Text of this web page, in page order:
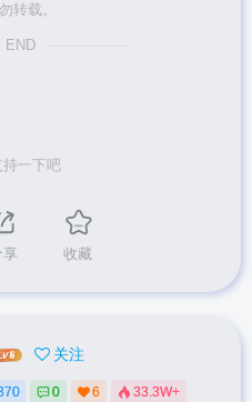
转载。
END
一下吧
享 收藏
关注
0 6 33.3W+